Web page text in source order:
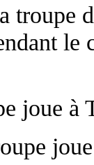
troupe
joue à